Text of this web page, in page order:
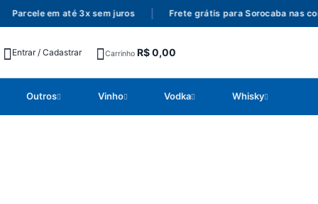
em até 3x sem juros | Frete grátis para Sorocaba nas
Entrar / Cadastrar Carrinho R$0,00
Outros Vinho Vodka Whisky